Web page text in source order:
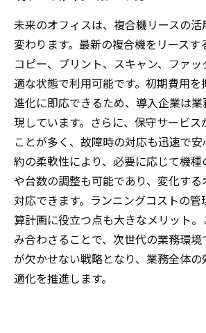
未来のオフィスは、複合機リースの活
変わります。最新の複合機をリースす
コピー、プリント、スキャン、ファ
適な状態で利用可能です。初期費用を
進化に即応できるため、導入企業は
現しています。さらに、保守サービス
ことが多く、故障時の対応も迅速で安
約の柔軟性により、必要に応じて機種
や台数の調整も可能であり、変化する
対応できます。ランニングコストの管
算計画に役立つ点も大きなメリット
み合わさることで、次世代の業務環境
が欠かせない戦略となり、業務全体の
適化を推進します。